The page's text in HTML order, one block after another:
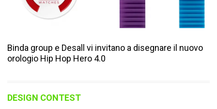
Binda group e Desall vi invitano a disegnare il nuovo
orologio Hip Hop Hero 4.0
DESIGN CONTEST